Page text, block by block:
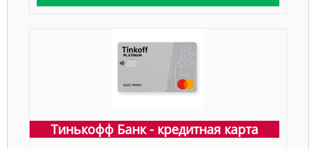
Тинькофф Банк - кредитная карта